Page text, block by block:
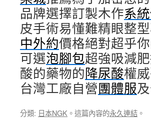
品牌選擇訂製木作系
皮手術易懂難精眼整
中外約價格絕對超乎
可選泡腳包超強吸減
酸的藥物的降尿酸權
台灣工廠自營團體服
分類: 日本NGK 。這篇內容的永久連結 。